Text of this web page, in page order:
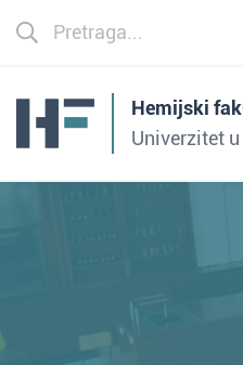
Hemijski
Univerzitet